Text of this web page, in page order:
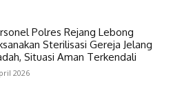
Polres Rejang Lebong
Sterilisasi Gereja Jelang
Situasi Aman Terkendali
2026